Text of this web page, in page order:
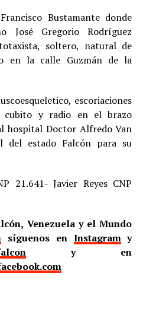
Bustamante donde
José Gregorio Rodríguez
soltero, natural de
en la calle Guzmán de la
escoriaciones
y radio en el brazo
hospital Doctor Alfredo Van
del estado Falcón para su
21.641- Javier Reyes CNP
Venezuela y el Mundo
síguenos en Instagramy
y en